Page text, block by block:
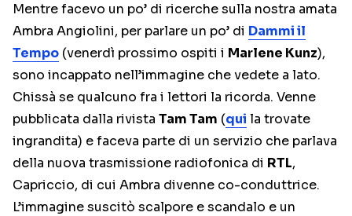
Mentre facevo un po’ di ricerche sulla nostra amata
Ambra Angiolini, per parlare un po’ di Dammi il
Tempo (venerdì prossimo ospiti i Marlene Kunz),
sono incappato nell’immagine che vedete a lato.
Chissà se qualcuno fra i lettori la ricorda. Venne
pubblicata dalla rivista Tam Tam (qui la trovate
ingrandita) e faceva parte di un servizio che parlava
della nuova trasmissione radiofonica di RTL,
Capriccio, di cui Ambra divenne co-conduttrice.
L’immagine suscitò scalpore e scandalo e un